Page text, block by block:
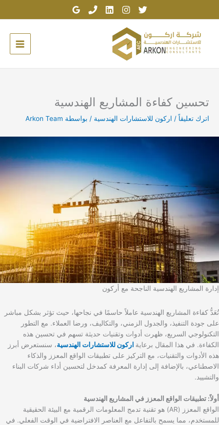
تحسين كفاءة المشاريع الهندسية
اترك تعليقاً / اركون للاستشارات الهندسية / بواسطة Arkon Team
إدارة المشاريع الهندسية الناجحة مع أركون
تُعَدُّ كفاءة المشاريع الهندسية عاملاً حاسمًا في نجاحها، حيث تؤثر بشكل مباشر
على جودة التنفيذ، والجدول الزمني، والتكاليف، ورضا العملاء. مع التطور
التكنولوجي السريع، ظهرت أدوات وتقنيات حديثة تسهم في تحسين هذه
الكفاءة. في هذا المقال برعاية اركون للاستشارات الهندسية، سنستعرض أبرز
هذه الأدوات والتقنيات، مع التركيز على تطبيقات الواقع المعزز والذكاء
الاصطناعي، بالإضافة إلى إدارة المعرفة كمدخل لتحسين أداء شركات البناء
والتشييد.
أولاً: تطبيقات الواقع المعزز في المشاريع الهندسية
الواقع المعزز (AR) هو تقنية تدمج المعلومات الرقمية مع البيئة الحقيقية
للمستخدم، مما يسمح بالتفاعل مع العناصر الافتراضية في الوقت الفعلي. في